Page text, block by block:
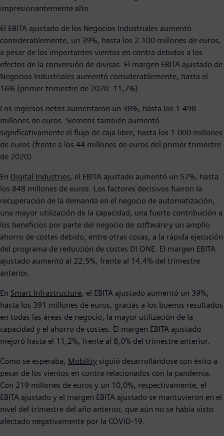
impresionantemente alto.
El EBITA ajustado de los Negocios Industriales aumentó
considerablemente, un 39%, hasta los 2.100 millones de euros,
a pesar de los importantes vientos en contra debidos a los
efectos de la conversión de divisas. El margen EBITA ajustado de
Negocios Industriales aumentó considerablemente, hasta el
16% (primer trimestre de 2020: 11,7%).
Los ingresos netos aumentaron un 38%, hasta los 1.498
millones de euros. Siemens también aumentó
significativamente el flujo de caja libre, hasta los 1.000 millones
de euros (frente a los 44 millones de euros del primer trimestre
de 2020).
En Digital Industries, el EBITA ajustado aumentó un 57%, hasta
los 848 millones de euros. Los factores decisivos fueron la
recuperación de la demanda en el negocio de automatización,
una mayor utilización de la capacidad, una fuerte contribución a
los beneficios por parte del negocio de softwarey un amplio
ahorro de costes debido, entre otras cosas, a la rápida ejecución
del programa de reducción de costes DI ONE. El margen EBITA
ajustado aumentó al 22,5%, frente al 14,4% del trimestre
anterior.
En Smart Infrastructure, el EBITA ajustado aumentó un 39%,
hasta los 391 millones de euros, gracias a los buenos resultados
en todas las áreas de negocio, la mayor utilización de la
capacidad y el ahorro de costes. El margen EBITA ajustado
mejoró hasta el 11,2%, frente al 8,0% del trimestre anterior.
Como se esperaba, Mobility siguió desarrollándose con éxito a
pesar de los vientos en contra relacionados con la pandemia.
Con 219 millones de euros y un 10,0%, respectivamente, el
EBITA ajustado y el margen EBITA ajustado se mantuvieron en el
nivel del trimestre del año anterior, que aún no se había visto
afectado negativamente por la COVID-19.